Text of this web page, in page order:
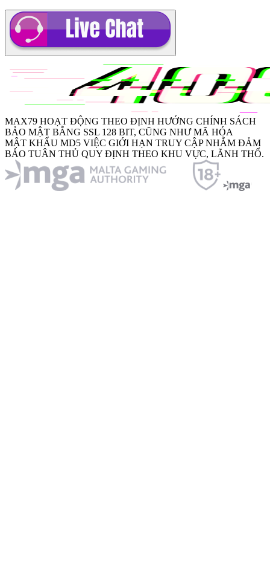
MAX79 HOẠT ĐỘNG THEO ĐỊNH HƯỚNG CHÍNH SÁCH
BẢO MẬT BẰNG SSL 128 BIT, CŨNG NHƯ MÃ HÓA
MẬT KHẨU MD5 VIỆC GIỚI HẠN TRUY CẬP NHẰM ĐẢM
BẢO TUÂN THỦ QUY ĐỊNH THEO KHU VỰC, LÃNH THỔ.